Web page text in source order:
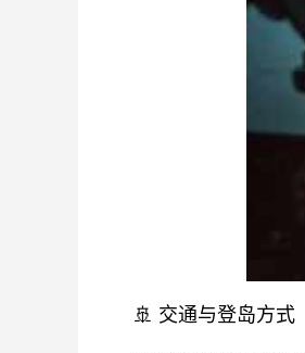
🚢 交通与登岛方式